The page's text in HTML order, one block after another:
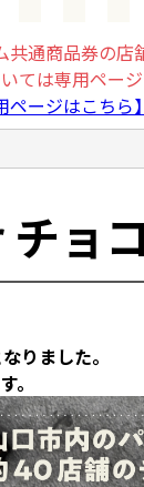
通商品券の店
ては専用ペー
ページはこちら】
ョ
りました。
。